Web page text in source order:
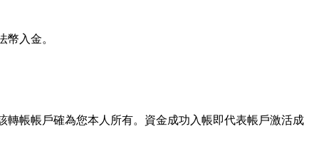
幣入金。
帳帳戶確為您本人所有。資金成功入帳即代表帳戶激活成